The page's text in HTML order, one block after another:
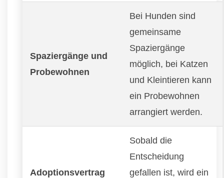
Spaziergänge und
Probewohnen
Bei Hunden sind
gemeinsame
Spaziergänge
möglich, bei Katzen
und Kleintieren kann
ein Probewohnen
arrangiert werden.
Adoptionsvertrag
Sobald die
Entscheidung
gefallen ist, wird ein